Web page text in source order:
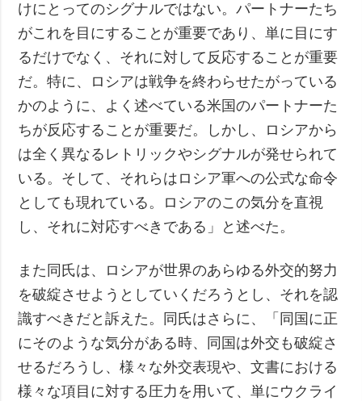
けにとってのシグナルではない。パートナーたち
がこれを目にすることが重要であり、単に目にす
るだけでなく、それに対して反応することが重要
だ。特に、ロシアは戦争を終わらせたがっている
かのように、よく述べている米国のパートナーた
ちが反応することが重要だ。しかし、ロシアから
は全く異なるレトリックやシグナルが発せられて
いる。そして、それらはロシア軍への公式な命令
としても現れている。ロシアのこの気分を直視
し、それに対応すべきである」と述べた。
また同氏は、ロシアが世界のあらゆる外交的努力
を破綻させようとしていくだろうとし、それを認
識すべきだと訴えた。同氏はさらに、「同国に正
にそのような気分がある時、同国は外交も破綻さ
せるだろうし、様々な外交表現や、文書における
様々な項目に対する圧力を用いて、単にウクライ